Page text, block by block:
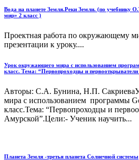
Вода на планете Земля.Реки Земли. (по учебнику
мир» 2 класс )
Проектная работа по окружающему
презентации к уроку....
Урок окружающего мира с использованием
класс. Тема: “Первопроходцы и
Авторы: С.А. Бунина, Н.П.
мира с использованием программы
класс.Тема: “Первопроходцы и
Амурской”.Цели:- Ученик научить...
Планета Земля -третья планета Солнечной системы